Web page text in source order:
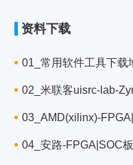
资料下载
01_常用软件工具下载
02_米联客uisrc-lab-
03_AMD(xilinx)-
04_安路-FPGA|SOC